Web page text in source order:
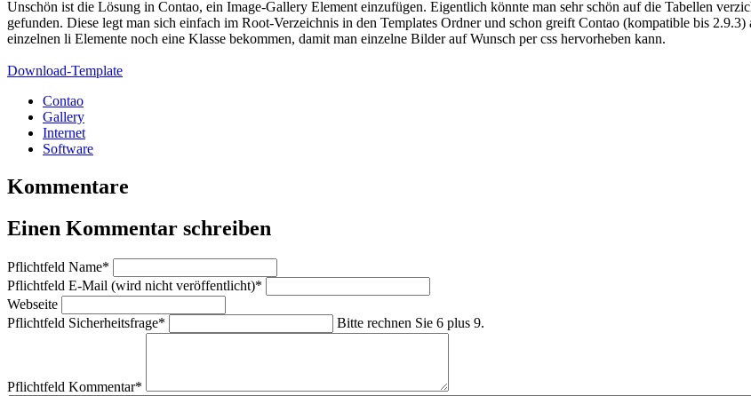
Unschön ist die Lösung in Contao, ein Image-Gallery Element einzufügen. Eigentlich könnte man sehr schön auf die Tabellen
gefunden. Diese legt man sich einfach im Root-Verzeichnis in den Templates Ordner und schon greift Contao (kompatible bis
einzelnen li Elemente noch eine Klasse bekommen, damit man einzelne Bilder auf Wunsch per css hervorheben kann.
Download-Template
Contao
Gallery
Internet
Software
Kommentare
Einen Kommentar schreiben
Pflichtfeld Name*
Pflichtfeld E-Mail (wird nicht veröffentlicht)*
Webseite
Pflichtfeld Sicherheitsfrage* Bitte rechnen Sie 6 plus 9.
Pflichtfeld Kommentar*